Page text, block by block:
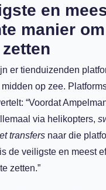
en
manier
er tienduizenden
op zee.
“Voordat
via helikopters,
transfers naar die
de veiligste en meest
zetten.”